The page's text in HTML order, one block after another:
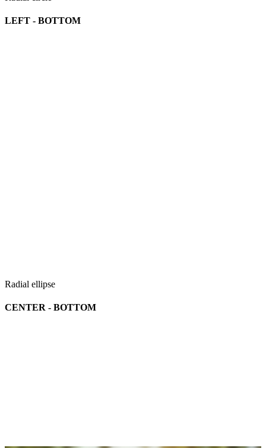
LEFT - BOTTOM
Radial ellipse
CENTER - BOTTOM